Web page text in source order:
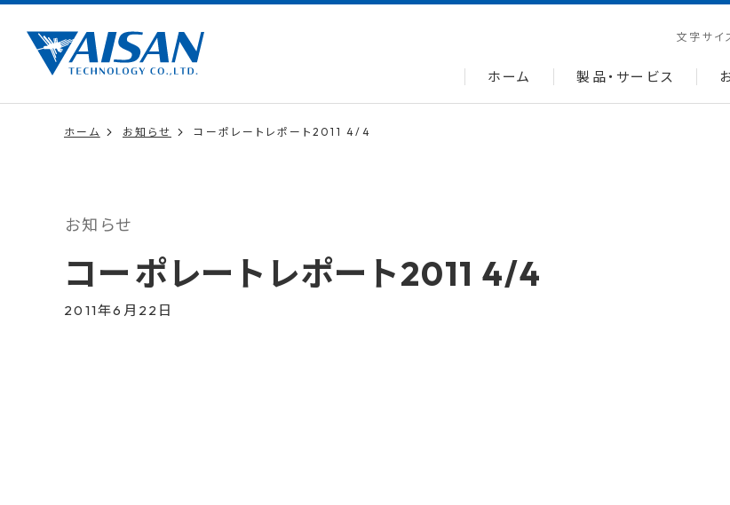
文字サイ
ホーム 製品・サービス
ホーム お知らせ コーポレートレポート2011 4/4
お知らせ
コーポレートレポート2011 4/4
2011年6月22日